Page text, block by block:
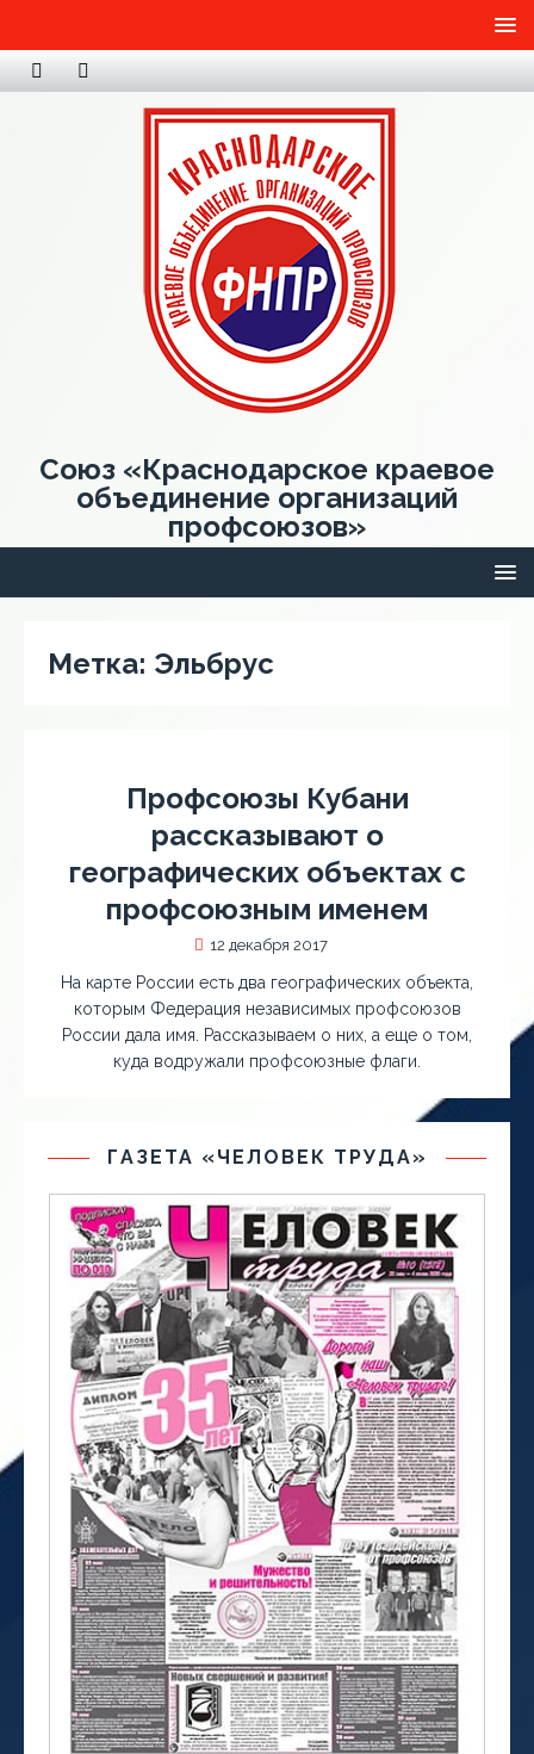
Союз «Краснодарское краевое
объединение организаций
профсоюзов»
Метка: Эльбрус
Профсоюзы Кубани
рассказывают о
географических объектах с
профсоюзным именем
12 декабря 2017
На карте России есть два географических объекта,
которым Федерация независимых профсоюзов
России дала имя. Рассказываем о них, а еще о том,
куда водружали профсоюзные флаги.
ГАЗЕТА «ЧЕЛОВЕК ТРУДА»